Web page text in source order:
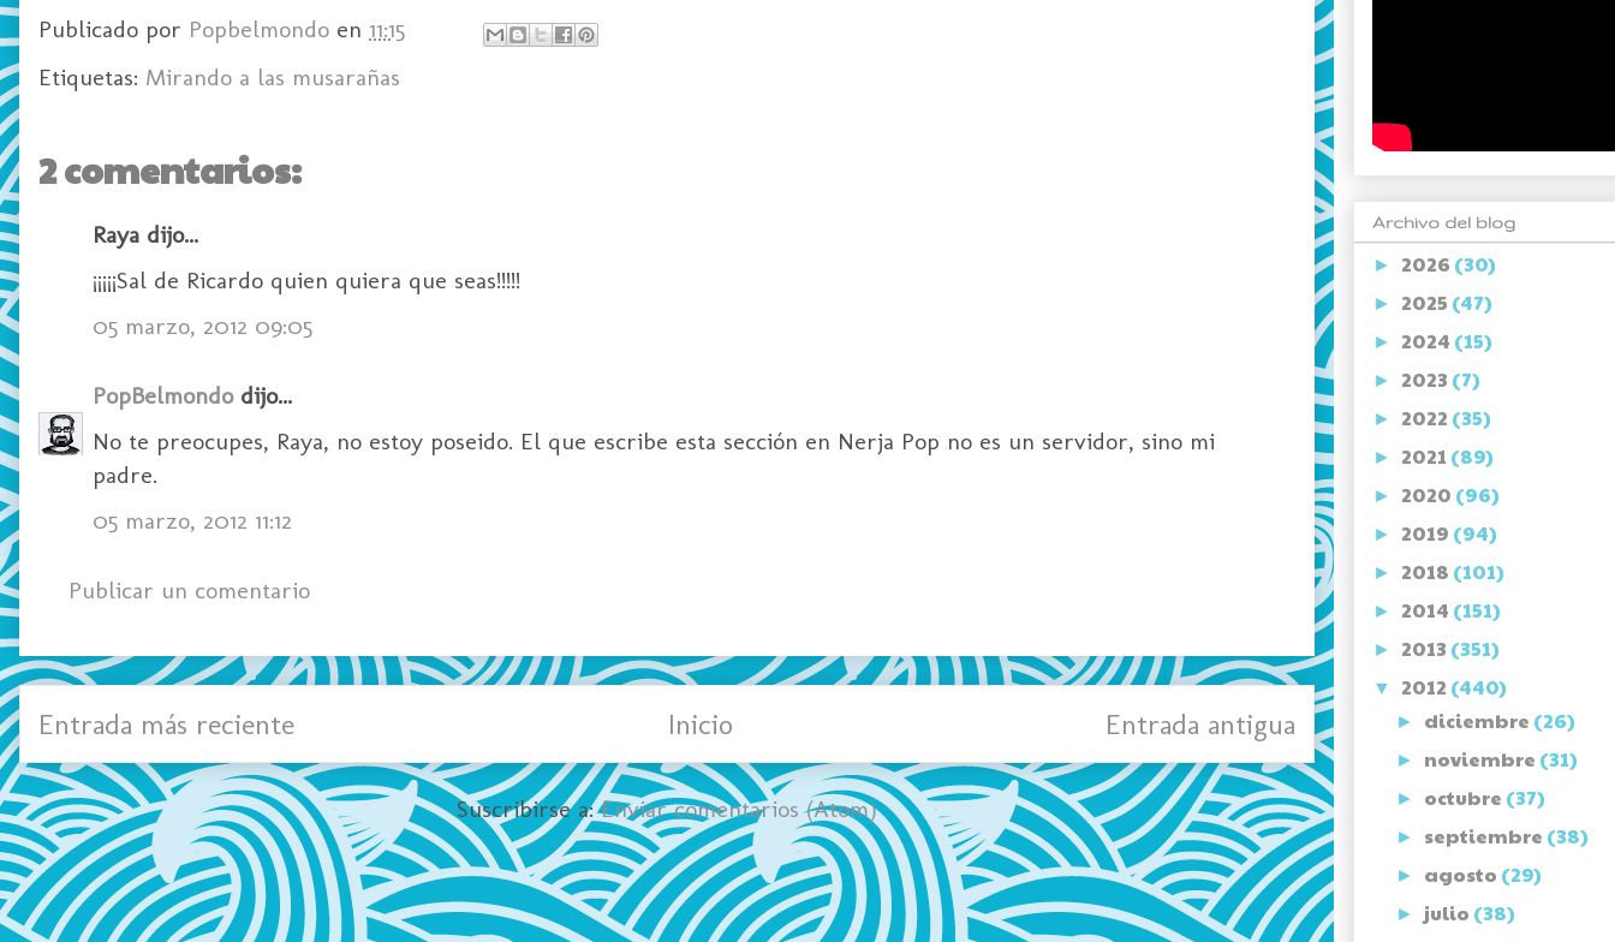
Publicado por Popbelmondo en 11:15
Etiquetas: Mirando a las musarañas
2 comentarios:
Raya dijo...
¡¡¡¡¡Sal de Ricardo quien quiera que seas!!!!!
05 marzo, 2012 09:05
PopBelmondodijo...
No te preocupes, Raya, no estoy poseido. El que escribe esta sección en Nerja Pop no es un servidor, sino mi
padre.
05 marzo, 2012 11:12
Publicar un comentario
Entrada más reciente Entrada antigua
Inicio
Suscribirse a:Enviar comentarios (Atom)
Archivo del blog
► 2026 (30)
► 2025 (47)
► 2024 (15)
► 2023 (7)
► 2022 (35)
► 2021 (89)
► 2020 (96)
► 2019 (94)
► 2018 (101)
► 2014 (151)
► 2013 (351)
▼ 2012 (440)
► diciembre (26)
► noviembre (31)
► octubre (37)
► septiembre (38)
► agosto (29)
► julio (38)